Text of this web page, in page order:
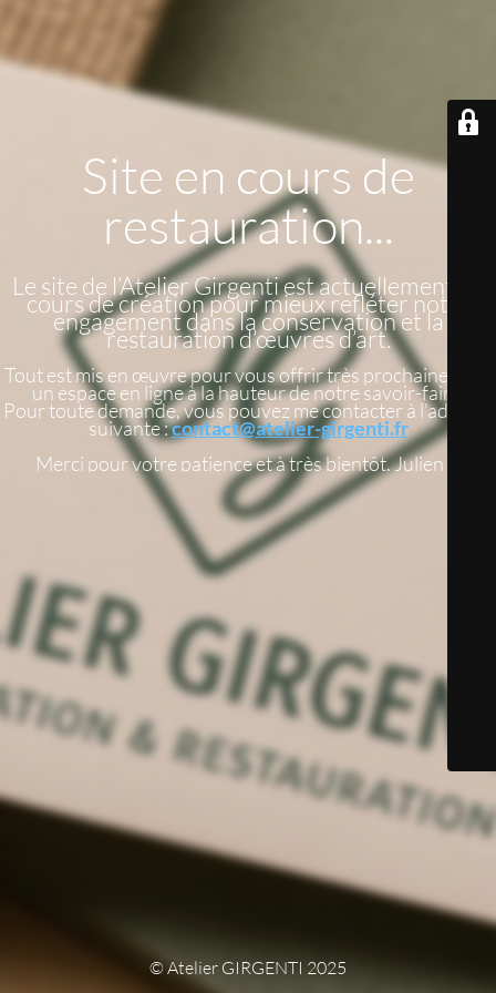
Site en cours de
restauration...
Le site de l’Atelier Girgenti est actuellement en
cours de création pour mieux refléter notre
engagement dans la conservation et la
restauration d’œuvres d’art.
Tout est mis en œuvre pour vous offrir très prochainement
un espace en ligne à la hauteur de notre savoir-faire.
Pour toute demande, vous pouvez me contacter à l'adresse
suivante :contact@atelier-girgenti.fr
Merci pour votre patience et à très bientôt. Julien G
© Atelier GIRGENTI 2025